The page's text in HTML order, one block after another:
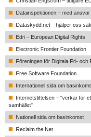
Datainspektionen – med
Dataskydd.net – hjälper oss
Edri – European Digital Rights
Electronic Frontier Foundation
Föreningen för Digitala Fri- och
Free Software Foundation
Internationell sida om
Internetstiftelsen – "verkar för
samhället"
Nationell sida om basinkomst
Reclaim the Net